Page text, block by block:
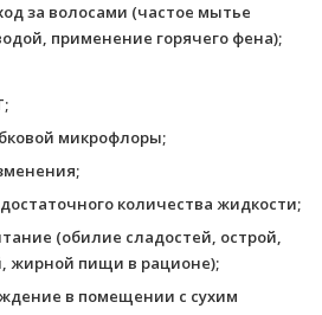
за волосами (частое мытье
применение горячего фена);
микрофлоры;
количества жидкости;
(обилие сладостей, острой,
жирной пищи в рационе);
в помещении с сухим